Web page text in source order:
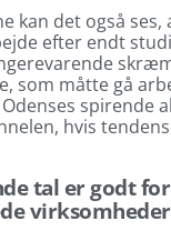
kan det også
efter endt
som måtte gå
spirende
hvis
tal er godt
virksomheder